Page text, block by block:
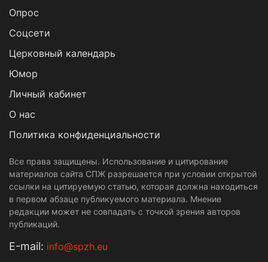
Опрос
Cоцсети
Церковный календарь
Юмор
Личный кабинет
О нас
Политика конфиденциальности
Все права защищены. Использование и цитирование
материалов сайта СПЖ разрешается при условии открытой
ссылки на цитируемую статью, которая должна находиться
в первом абзаце публикуемого материала. Мнение
редакции может не совпадать с точкой зрения авторов
публикаций.
Е-mail: info@spzh.eu